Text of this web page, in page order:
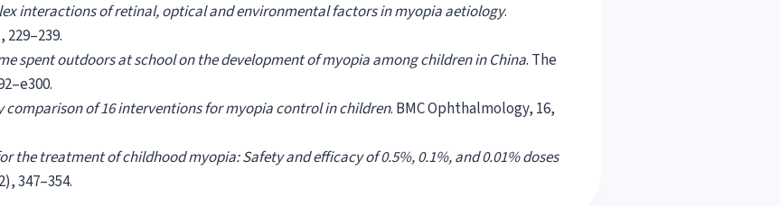
interactions of retinal, optical and environmental factors in myopia aetiology.
spent outdoors at school on the development of myopia among children in China. The
comparison of 16 interventions for myopia control in children. BMC Ophthalmology, 16,
the treatment of childhood myopia: Safety and efficacy of 0.5%, 0.1%, and 0.01% doses
347–354.